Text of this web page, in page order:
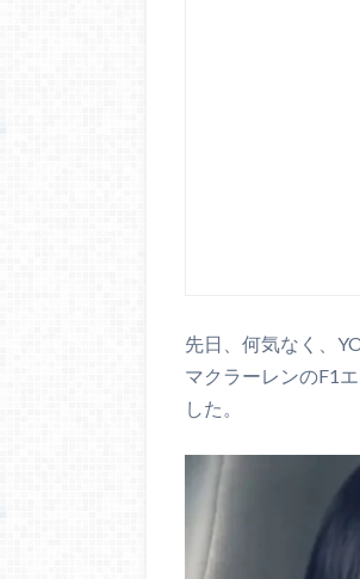
先日、何気なく、
マクラーレンのF1
した。